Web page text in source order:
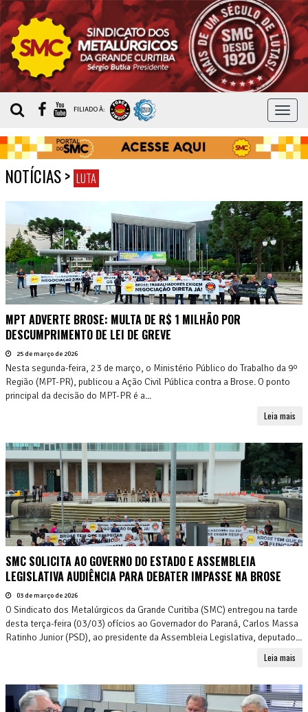
MENU
FILIADO À:
NOTÍCIAS> LUTA
MPT ADVERTE BROSE: MULTA DE R$ 1 MILHÃO POR
DESCUMPRIMENTO DE LEI DE GREVE
25 de março de 2026
Nesta segunda-feira, 23 de março, o Ministério Público do Trabalho da 9º
Região (MPT-PR), publicou a Ação Civil Pública contra a Brose. O ponto
principal da decisão do MPT-PR é a...
Leia mais
SMC SOLICITA AO GOVERNO DO ESTADO E ASSEMBLEIA
LEGISLATIVA AUDIÊNCIA PARA DEBATER IMPASSE NA BROSE
03 de março de 2026
O Sindicato dos Metalúrgicos da Grande Curitiba (SMC) entregou na tarde
desta terça-feira (03/03) ofícios ao Governador do Paraná, Carlos Massa
Ratinho Junior (PSD), ao presidente da Assembleia Legislativa, deputado...
Leia mais